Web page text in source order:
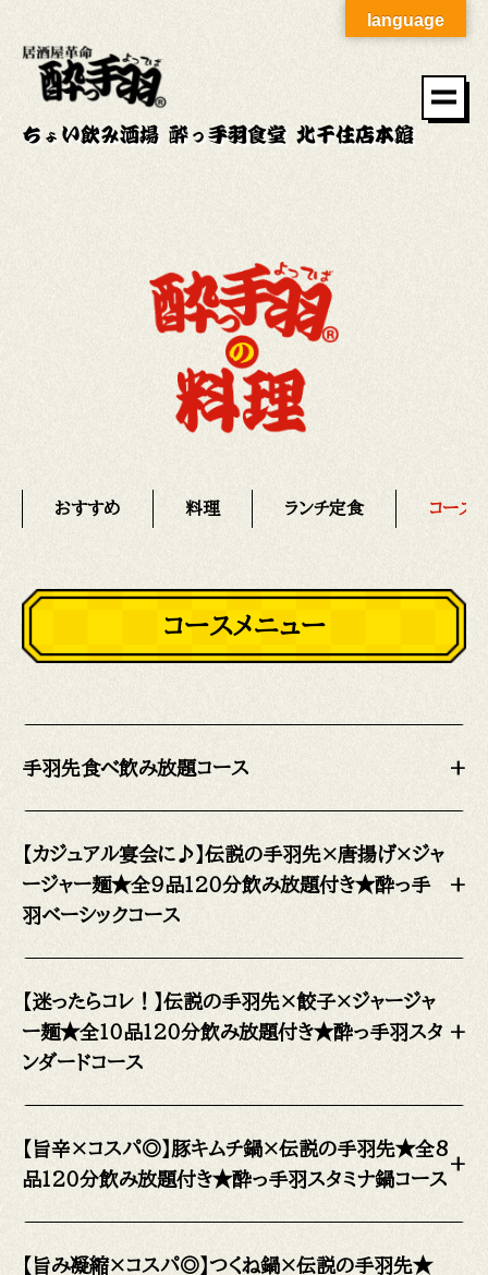
ちょい飲み酒場 酔っ手羽食堂 北千住店本館
おすすめ 料理 ランチ定食 コース
コースメニュー
手羽先食べ飲み放題コース +
【カジュアル宴会に♪】伝説の手羽先×唐揚げ×ジャ
ージャー麺★全9品120分飲み放題付き★酔っ手
羽ベーシックコース
+
【迷ったらコレ！】伝説の手羽先×餃子×ジャージャ
ー麺★全10品120分飲み放題付き★酔っ手羽スタ
ンダードコース
+
【旨辛×コスパ◎】豚キムチ鍋×伝説の手羽先★全8
品120分飲み放題付き★酔っ手羽スタミナ鍋コース
+
【旨み凝縮×コスパ◎】つくね鍋×伝説の手羽先★
language